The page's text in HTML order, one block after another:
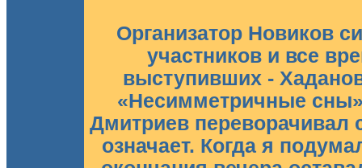
Организатор Новиков
участников и все
выступивших -
«Несимметричные
Дмитриев переворачивал
означает. Когда я